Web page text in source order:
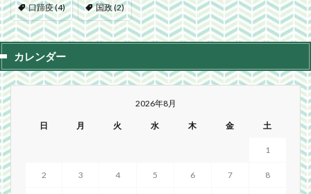
口蹄疫(4) 国政(2)
カレンダー
2026年8月
日 月 火 水 木 金 土
1
2 3 4 5 6 7 8